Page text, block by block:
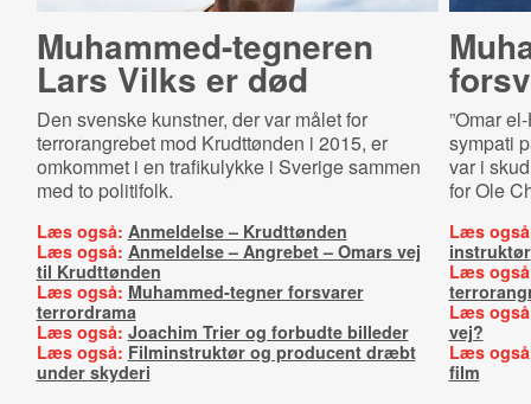
Muham­med-​teg­ne­ren
Lars Vilks er død
Den svenske kunstner, der var målet for
terrorangrebet mod Krudttønden i 2015, er
omkommet i en trafikulykke i Sverige sammen
med to politifolk.
Læs også: Anmeldelse – Krudttønden
Læs også: Anmeldelse – Angrebet – Omars vej
til Krudttønden
Læs også: Muhammed-tegner forsvarer
terrordrama
Læs også: Joachim Trier og forbudte billeder
Læs også: Filminstruktør og producent dræbt
under skyderi
”Omar
sympati
var i
for Ole
Læs
instruktør
Læs
Læs
vej?
Læs
film